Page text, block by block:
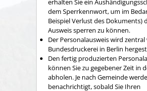
dem Sperrkennwort, um im
Beispiel Verlust des Dokuments)
Ausweis sperren zu können.
Der Personalausweis wird
Bundesdruckerei in Berlin
Den fertig produzierten
können Sie zu gegebener Zeit in
abholen. Je nach Gemeinde
benachrichtigt, sobald Sie Ihren